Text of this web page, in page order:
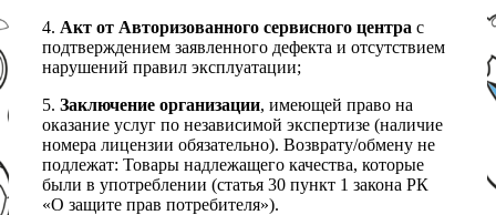
4. Акт от Авторизованного сервисного центра с
подтверждением заявленного дефекта и отсутствием
нарушений правил эксплуатации;
5. Заключение организации, имеющей право на
оказание услуг по независимой экспертизе (наличие
номера лицензии обязательно). Возврату/обмену не
подлежат: Товары надлежащего качества, которые
были в употреблении (статья 30 пункт 1 закона РК
«О защите прав потребителя»).